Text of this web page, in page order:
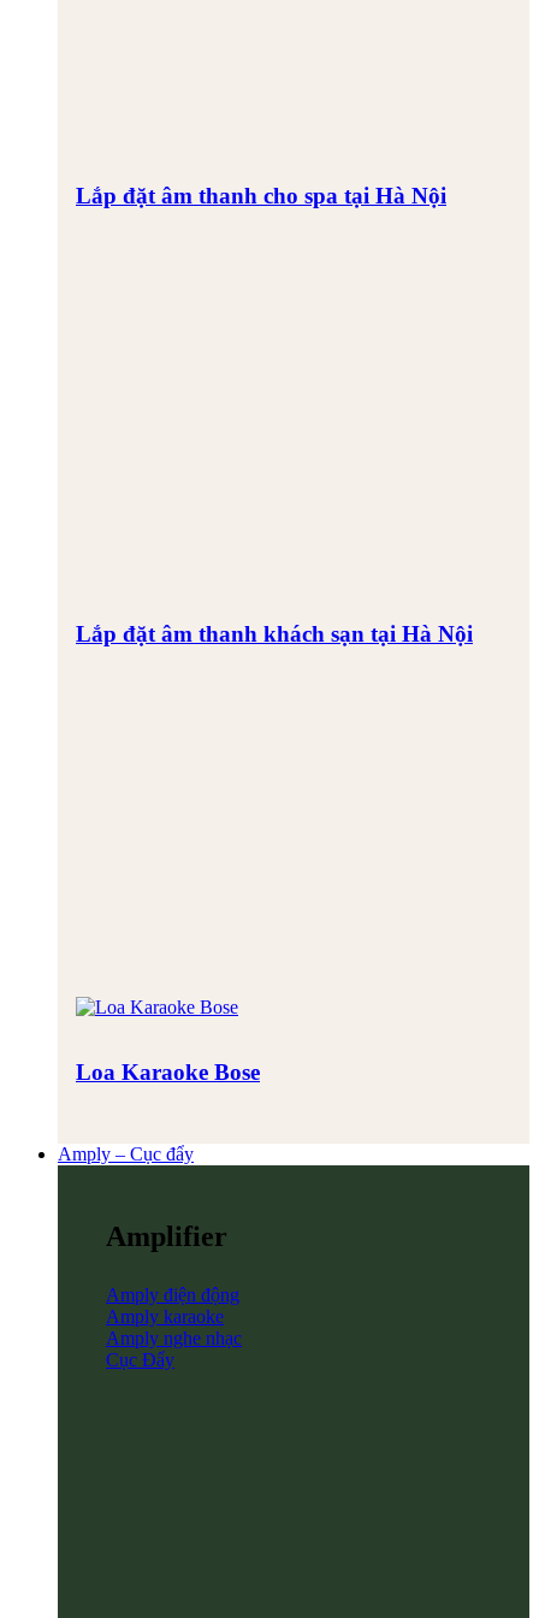
Lắp đặt âm thanh cho spa tại Hà Nội
Lắp đặt âm thanh khách sạn tại Hà Nội
Loa Karaoke Bose
Amply – Cục đẩy
Amplifier
Amply điện động
Amply karaoke
Amply nghe nhạc
Cục Đẩy